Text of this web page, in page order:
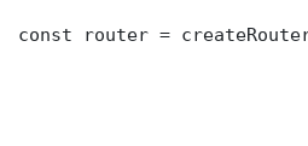
const router =